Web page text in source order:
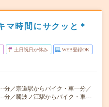
マ時間にサクッと＊
土日祝日が休み WEB登録OK
分／宗道駅からバイク・車---分／
分／騰波ノ江駅からバイク・車---